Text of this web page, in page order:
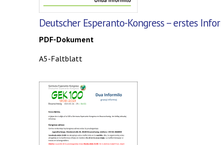
Deutscher Esperanto-Kongress – erstes
PDF-Dokument
A5-Faltblatt